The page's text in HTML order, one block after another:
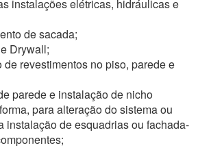
instalações elétricas, hidráulicas e
de sacada;
Drywall;
de revestimentos no piso, parede e
parede e instalação de nicho
para alteração do sistema ou
instalação de esquadrias ou fachada-